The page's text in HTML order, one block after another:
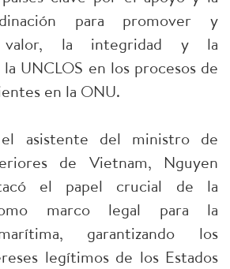
para promover y
la integridad y la
UNCLOS en los procesos de
en la ONU.
asistente del ministro de
de Vietnam, Nguyen
el papel crucial de la
marco legal para la
garantizando los
legítimos de los Estados